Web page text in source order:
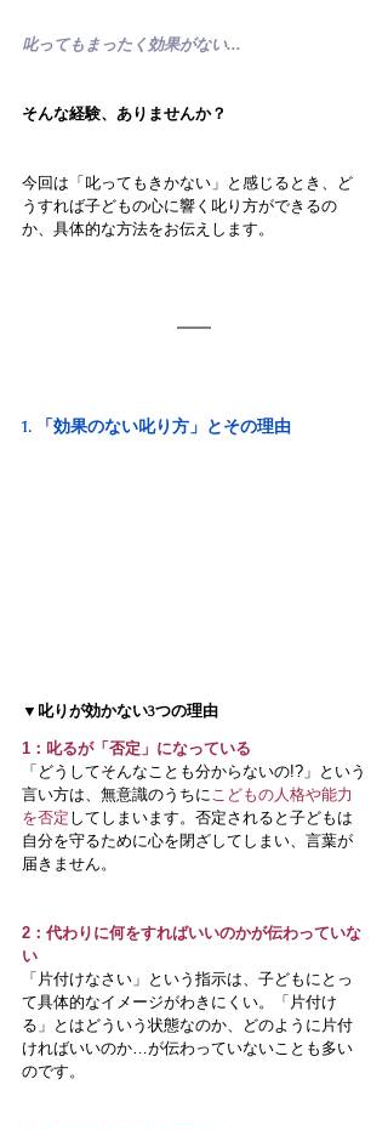
叱ってもまったく効果がない...
そんな経験、ありませんか？
今回は「叱ってもきかない」と感じるとき、ど
うすれば子どもの心に響く叱り方ができるの
か、具体的な方法をお伝えします。
1. 「効果のない叱り方」とその理由
▼叱りが効かない3つの理由
1：叱るが「否定」になっている
「どうしてそんなことも分からないの!?」という
言い方は、無意識のうちにこどもの人格や能力
を否定 してしまいます。否定されると子どもは
自分を守るために心を閉ざしてしまい、言葉が
届きません。
2：代わりに何をすればいいのかが伝わっていな
い
「片付けなさい」という指示は、子どもにとっ
て具体的なイメージがわきにくい。「片付け
る」とはどういう状態なのか、どのように片付
ければいいのか…が伝わっていないことも多い
のです。